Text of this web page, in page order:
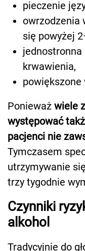
pieczenie
owrzodzenia
się powyżej
jednostronna
krwawienia,
powiększone
Ponieważ wiele
występować
pacjenci nie
Tymczasem
utrzymywanie
trzy tygodnie
Czynniki
alkohol
Tradycyjnie do